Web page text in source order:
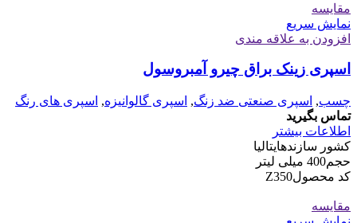
مقايسه
نمایش سریع
افزودن به علاقه مندی
اسپری زینک براق چیرو آمبروسول
چسب, اسپری صنعتی ضد زنگ, اسپری گالوانیزه, اسپری های رنگ
تماس بگیرید
اطلاعات بیشتر
کشور سازندهایتالیا
حجم400 میلی لیتر
کد محصولZ350
مقايسه